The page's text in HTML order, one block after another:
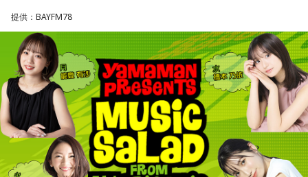
ます。どうしても頒布開始日に人が集まってしまい、近隣の
方のご迷惑もございますので。
寺内：どれくらいで頒布終了になるんですか？
三輪田：1週間でなくなってしまったりしますね。
寺内：すごいな！
三輪田：今年で言うと、12月に頒布して、1週間くらいで終
会田「決して利上げをどんどんやれと言ってるのではないわ
けです。ベッセント財務長官のインタビューの趣旨として
は、高市政権の経済政策を支持します、と。投資を拡大する
という政策を支持しますというのが総論なわけです。となれ
ば、その高市政権の経済政策を推進するように、日銀も適切
な金融政策をやってくださいと言ってるわけですから、ベッ
セントさんの発言というのは、日本の政府の日銀に対する発
言と同じなわけです。強い経済成長と物価の安定の両立を目
指して適切に金融政策をやってください、政府の日本経済再
1.宮城　稲垣潤一　/　夏のクラクション
2.福岡　氷川きよし　/　限界突破×サバイバー
3.静岡　久保田利伸 with ナオミ・キャンベル　/　LA・LA・
4.栃木　斉藤和義　/　ずっと好きだった
5.千葉　奥華子　/　ガーネット
月曜の放送を聴く
提供：BAYFM78